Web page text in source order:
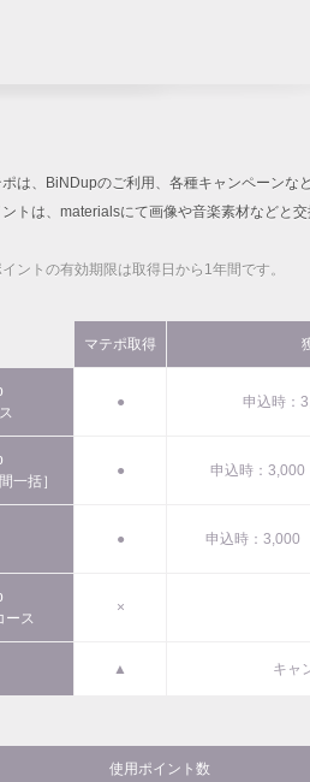
ポは、BiNDupのご利用、各種キャンペーンな
トは、materialsにて画像や音楽素材などと交
ントの有効期限は取得日から1年間です。
マテポ取得
● 申込時
一括］
● 申込時：
● 申込時：
ース
×
▲ キャ
使用ポイント数